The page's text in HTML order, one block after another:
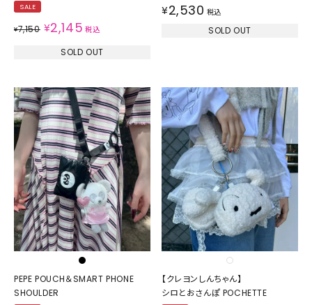
SALE
¥7,150 ¥2,145 税込
SOLD OUT
¥2,530 税込
SOLD OUT
PEPE POUCH＆SMART PHONE
SHOULDER
【クレヨンしんちゃん】
シロとおさんぽ POCHETTE